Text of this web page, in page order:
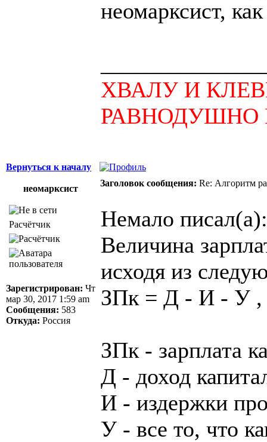
неомарксист,
ХВАЛУ И
РАВНОДУШНО
Вернуться к началу
неомарксист
Заголовок сообщения: Re: Алгоритм
Расчётчик
Зарегистрирован: Чт
мар 30, 2017 1:59 am
Сообщения: 583
Откуда: Россия
Немало писал(а):
Величина
исходя из
ЗПк = Д - И - У ,
ЗПк - зарплата
Д - доход
И - издержки
У - все то, что